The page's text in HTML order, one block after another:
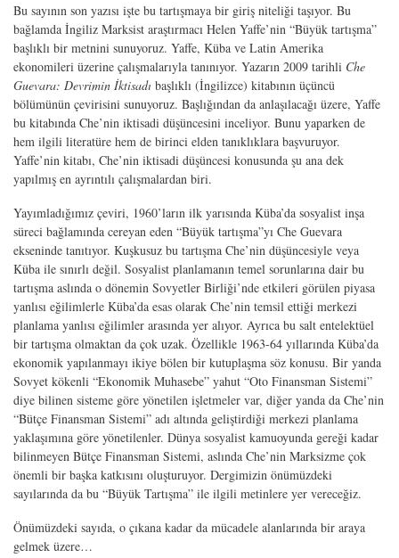
Bu sayının son yazısı işte bu tartışmaya bir giriş niteliği taşıyor. Bu
bağlamda İngiliz Marksist araştırmacı Helen Yaffe’nin “Büyük tartışma”
başlıklı bir metnini sunuyoruz. Yaffe, Küba ve Latin Amerika
ekonomileri üzerine çalışmalarıyla tanınıyor. Yazarın 2009 tarihli Che
Guevara: Devrimin İktisadı başlıklı (İngilizce) kitabının üçüncü
bölümünün çevirisini sunuyoruz. Başlığından da anlaşılacağı üzere, Yaffe
bu kitabında Che’nin iktisadi düşüncesini inceliyor. Bunu yaparken de
hem ilgili literatüre hem de birinci elden tanıklıklara başvuruyor.
Yaffe’nin kitabı, Che’nin iktisadi düşüncesi konusunda şu ana dek
yapılmış en ayrıntılı çalışmalardan biri.
Yayımladığımız çeviri, 1960’ların ilk yarısında Küba’da sosyalist inşa
süreci bağlamında cereyan eden “Büyük tartışma”yı Che Guevara
ekseninde tanıtıyor. Kuşkusuz bu tartışma Che’nin düşüncesiyle veya
Küba ile sınırlı değil. Sosyalist planlamanın temel sorunlarına dair bu
tartışma aslında o dönemin Sovyetler Birliği’nde etkileri görülen piyasa
yanlısı eğilimlerle Küba’da esas olarak Che’nin temsil ettiği merkezi
planlama yanlısı eğilimler arasında yer alıyor. Ayrıca bu salt entelektüel
bir tartışma olmaktan da çok uzak. Özellikle 1963-64 yıllarında Küba’da
ekonomik yapılanmayı ikiye bölen bir kutuplaşma söz konusu. Bir yanda
Sovyet kökenli “Ekonomik Muhasebe” yahut “Oto Finansman Sistemi”
diye bilinen sisteme göre yönetilen işletmeler var, diğer yanda da Che’nin
“Bütçe Finansman Sistemi” adı altında geliştirdiği merkezi planlama
yaklaşımına göre yönetilenler. Dünya sosyalist kamuoyunda gereği kadar
bilinmeyen Bütçe Finansman Sistemi, aslında Che’nin Marksizme çok
önemli bir başka katkısını oluşturuyor. Dergimizin önümüzdeki
sayılarında da bu “Büyük Tartışma” ile ilgili metinlere yer vereceğiz.
Önümüzdeki sayıda, o çıkana kadar da mücadele alanlarında bir araya
gelmek üzere…